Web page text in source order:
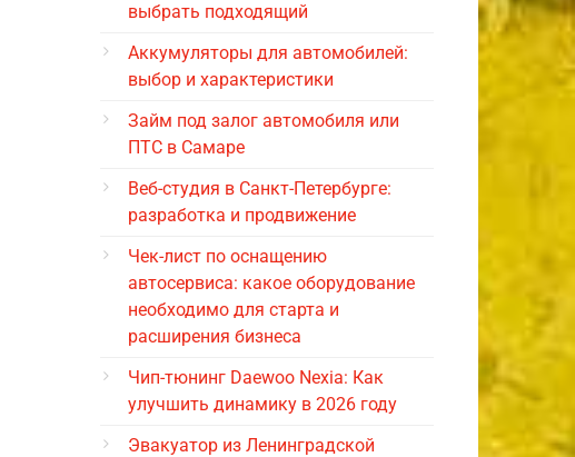
выбрать подходящий
Аккумуляторы для автомобилей:
выбор и характеристики
Займ под залог автомобиля или
ПТС в Самаре
Веб-студия в Санкт-Петербурге:
разработка и продвижение
Чек-лист по оснащению
автосервиса: какое оборудование
необходимо для старта и
расширения бизнеса
Чип-тюнинг Daewoo Nexia: Как
улучшить динамику в 2026 году
Эвакуатор из Ленинградской